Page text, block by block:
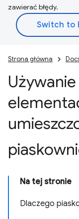
zawierać błędy.
Strona główna
Używanie
Na tej stronie
Dlaczego